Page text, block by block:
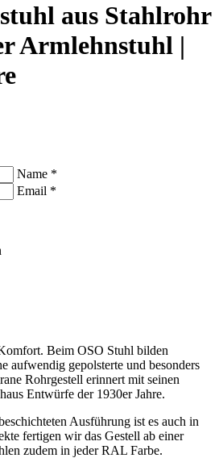
aus Stahlrohr
Armlehnstuhl |
Name *
Email *
Beim OSO Stuhl bilden
aufwendig gepolsterte und besonders
Rohrgestell erinnert mit seinen
Entwürfe der 1930er Jahre.
Ausführung ist es auch in
fertigen wir das Gestell ab einer
zudem in jeder RAL Farbe.